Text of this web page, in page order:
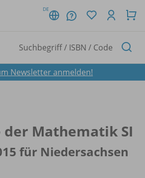
DE
Newsletter anmelden!
der Mathematik SI
für Niedersachsen